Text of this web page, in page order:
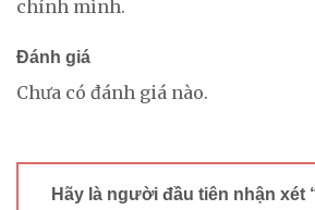
chính mình.
Đánh giá
Chưa có đánh giá nào.
Hãy là người đầu tiên nhận xét